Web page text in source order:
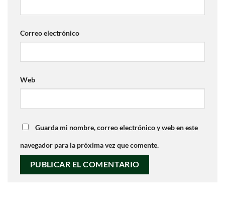
Correo electrónico
Web
Guarda mi nombre, correo electrónico y web en este
navegador para la próxima vez que comente.